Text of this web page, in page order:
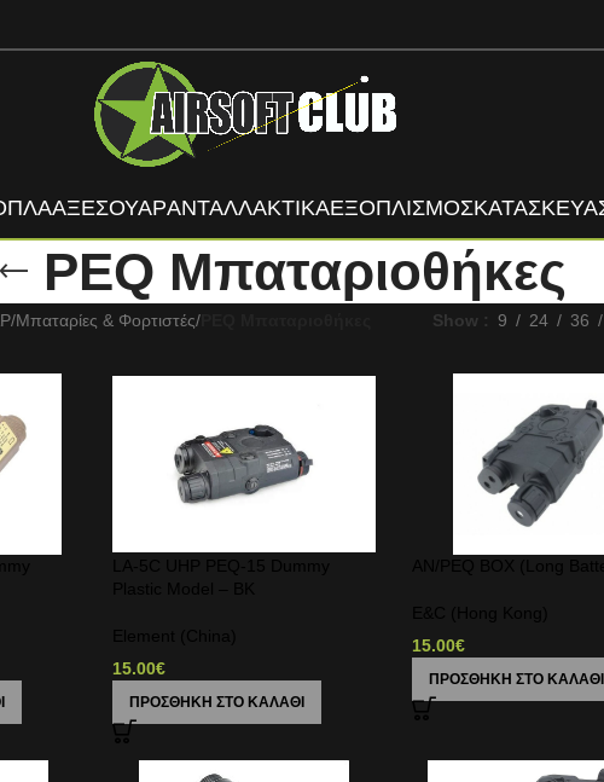
ΑΞΕΣΟΥΑΡΑΝΤΑΛΛΑΚΤΙΚΑΕΞΟΠΛΙΣΜΟΣ
PEQ Μπαταριοθήκες
/Μπαταρίες & Φορτιστές/ Show 9 24 36
15.00€
ΠΡΟΣΘΉΚΗ ΣΤΟ ΚΑΛΆΘΙ
15.00€
ΠΡΟΣΘΉΚΗ ΣΤΟ ΚΑΛΆΘΙ